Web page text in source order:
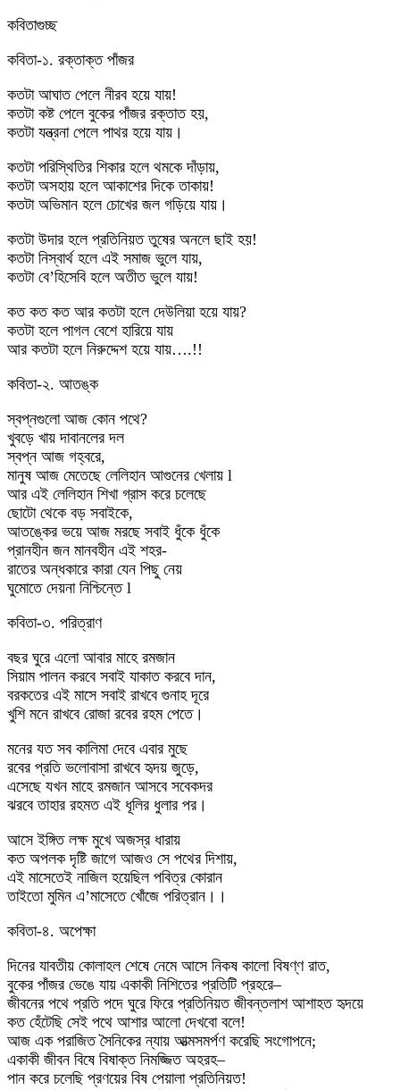
কবিতাগুচ্ছ
কবিতা-১. রক্তাক্ত পাঁজর
কতটা আঘাত পেলে নীরব হয়ে যায়!
কতটা কষ্ট পেলে বুকের পাঁজর রক্তাত হয়,
কতটা যন্ত্রনা পেলে পাথর হয়ে যায়।
কতটা পরিস্থিতির শিকার হলে থমকে দাঁড়ায়,
কতটা অসহায় হলে আকাশের দিকে তাকায়!
কতটা অভিমান হলে চোখের জল গড়িয়ে যায়।
কতটা উদার হলে প্রতিনিয়ত তুষের অনলে ছাই হয়!
কতটা নিস্বার্থ হলে এই সমাজ ভুলে যায়,
কতটা বে’হিসেবি হলে অতীত ভুলে যায়!
কত কত কত আর কতটা হলে দেউলিয়া হয়ে যায়?
কতটা হলে পাগল বেশে হারিয়ে যায়
আর কতটা হলে নিরুদ্দেশ হয়ে যায়….!!
কবিতা-২. আতঙ্ক
স্বপ্নগুলো আজ কোন পথে?
খুবড়ে খায় দাবানলের দল
স্বপ্ন আজ গহ্বরে,
মানুষ আজ মেতেছে লেলিহান আগুনের খেলায় l
আর এই লেলিহান শিখা গ্রাস করে চলেছে
ছোটো থেকে বড় সবাইকে,
আতঙ্কের ভয়ে আজ মরছে সবাই ধুঁকে ধুঁকে
প্রানহীন জন মানবহীন এই শহর-
রাতের অন্ধকারে কারা যেন পিছু নেয়
ঘুমোতে দেয়না নিশ্চিন্তে l
কবিতা-৩. পরিত্রাণ
বছর ঘুরে এলো আবার মাহে রমজান
সিয়াম পালন করবে সবাই যাকাত করবে দান,
বরকতের এই মাসে সবাই রাখবে গুনাহ দূরে
খুশি মনে রাখবে রোজা রবের রহম পেতে।
মনের যত সব কালিমা দেবে এবার মুছে
রবের প্রতি ভলোবাসা রাখবে হৃদয় জুড়ে,
এসেছে যখন মাহে রমজান আসবে সবেকদর
ঝরবে তাহার রহমত এই ধূলির ধুলার পর।
আসে ইঙ্গিত লক্ষ মুখে অজস্র ধারায়
কত অপলক দৃষ্টি জাগে আজও সে পথের দিশায়,
এই মাসেতেই নাজিল হয়েছিল পবিত্র কোরান
তাইতো মুমিন এ’মাসেতে খোঁজে পরিত্রান।।
কবিতা-৪. অপেক্ষা
দিনের যাবতীয় কোলাহল শেষে নেমে আসে নিকষ কালো বিষণ্ণ রাত,
বুকের পাঁজর ভেঙে যায় একাকী নিশিতের প্রতিটি প্রহরে–
জীবনের পথে প্রতি পদে ঘুরে ফিরে প্রতিনিয়ত জীবন্তলাশ আশাহত হৃদয়ে
কত হেঁটেছি সেই পথে আশার আলো দেখবো বলে!
আজ এক পরাজিত সৈনিকের ন্যায় আত্মসমর্পণ করেছি সংগোপনে;
একাকী জীবন বিষে বিষাক্ত নিমজ্জিত অহরহ–
পান করে চলেছি প্রণয়ের বিষ পেয়ালা প্রতিনিয়ত!